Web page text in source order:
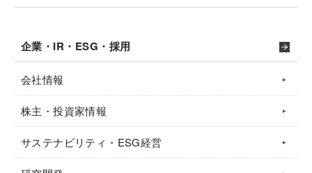
企業・IR・ESG・採用
会社情報
株主・投資家情報
サステナビリティ・ESG経営